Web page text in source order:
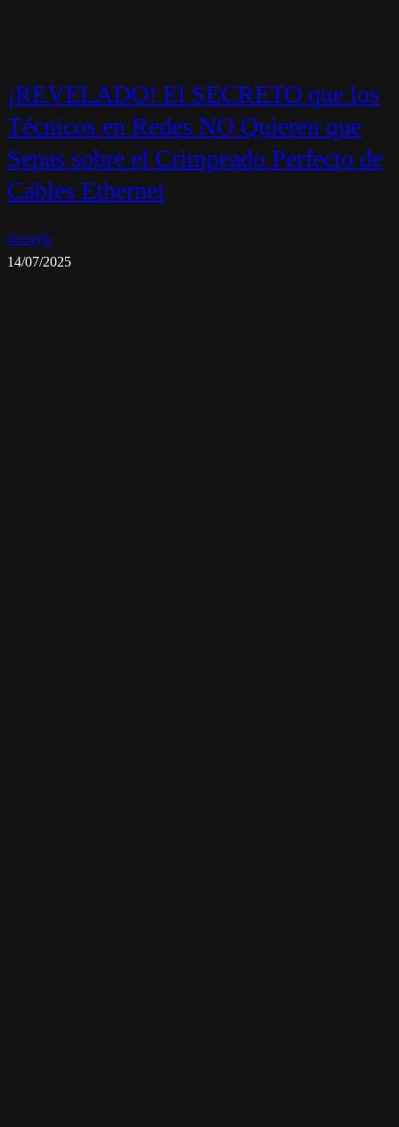
¡REVELADO! El SECRETO que los
Técnicos en Redes NO Quieren que
Sepas sobre el Crimpeado Perfecto de
Cables Ethernet
dacstyle
14/07/2025